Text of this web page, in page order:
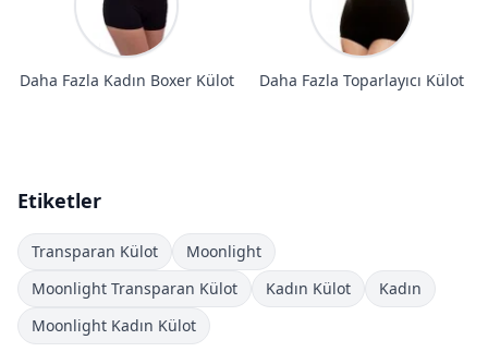
Daha Fazla Kadın Boxer Külot Daha Fazla Toparlayıcı Külot
Etiketler
Transparan Külot
Moonlight
Moonlight Transparan Külot
Kadın Külot
Kadın
Moonlight Kadın Külot